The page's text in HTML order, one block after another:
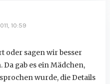
10:59
oder sagen wir besser
Da gab es ein Mädchen,
wurde, die Details